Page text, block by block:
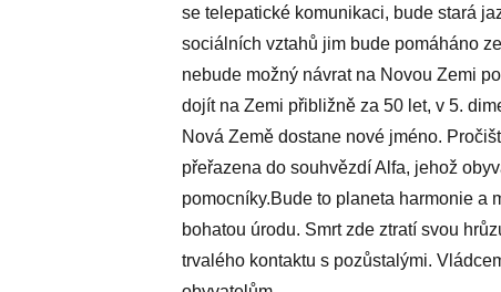
se telepatické komunikaci, bude stará
sociálních vztahů jim bude pomáháno
nebude možný návrat na Novou Zemi
dojít na Zemi přibližně za 50 let, v 5.
Nová Země dostane nové jméno.
přeřazena do souhvězdí Alfa, jehož
pomocníky.Bude to planeta harmonie a
bohatou úrodu. Smrt zde ztratí svou
trvalého kontaktu s pozůstalými.